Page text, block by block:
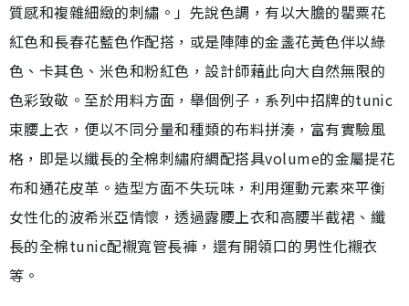
質感和複雜細緻的刺繡。」先說色調，有以大膽的罌粟花
紅色和長春花藍色作配搭，或是陣陣的金盞花黃色伴以綠
色、卡其色、米色和粉紅色，設計師藉此向大自然無限的
色彩致敬。至於用料方面，舉個例子，系列中招牌的tunic
束腰上衣，便以不同分量和種類的布料拼湊，富有實驗風
格，即是以纖長的全棉刺繡府綢配搭具volume的金屬提花
布和通花皮革。造型方面不失玩味，利用運動元素來平衡
女性化的波希米亞情懷，透過露腰上衣和高腰半截裙、纖
長的全棉tunic配襯寬管長褲，還有開領口的男性化襯衣
等。